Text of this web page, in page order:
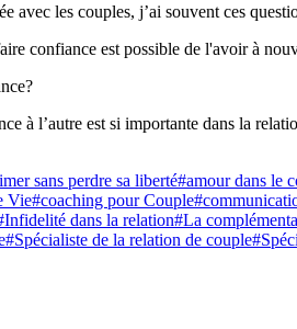
avec les couples, j’ai souvent ces
confiance est possible de l'avoir à
à l’autre est si importante dans la
sans perdre sa liberté#amour dans le
Vie#coaching pour Couple
dans la relation#La
#Spécialiste de la relation de couple